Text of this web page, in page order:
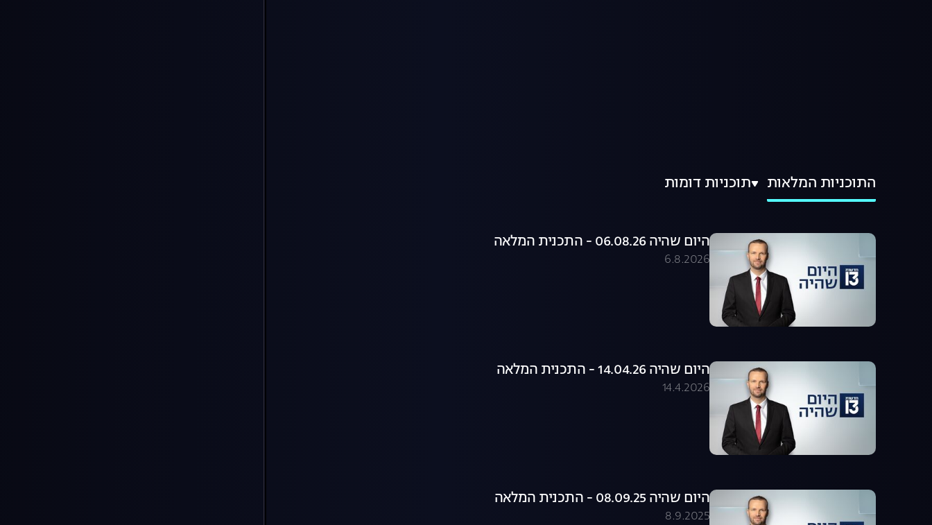
התוכניות המלאות תוכניות דומות
היום שהיה 06.08.26 - התכנית המלאה
6.8.2026
היום שהיה 14.04.26 - התכנית המלאה
14.4.2026
היום שהיה 08.09.25 - התכנית המלאה
8.9.2025